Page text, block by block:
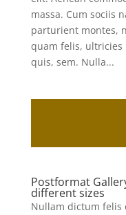
massa. Cum sociis
parturient montes,
quam felis, ultricies
quis, sem. Nulla...
Postformat
different sizes
Nullam dictum felis